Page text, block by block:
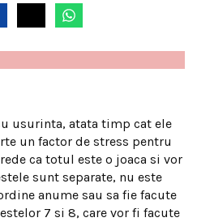
usurinta, atata timp cat ele
un factor de stress pentru
ca totul este o joaca si vor
sunt separate, nu este
anume sau sa fie facute
7 si 8, care vor fi facute